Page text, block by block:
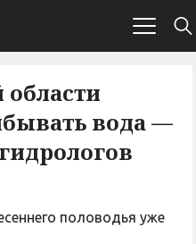
вода —
половодья уже